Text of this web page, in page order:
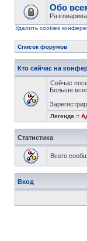
Обо
Удалить cookies
Список форумов
Кто сейчас на
Сейчас
Больше
Легенда ::
Статистика
Всего
Вход